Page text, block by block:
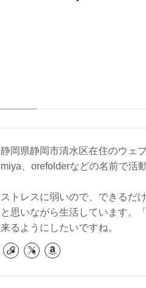
静岡県静岡市清水区在住のウェ
miya、orefolderなどの名前で活
ストレスに弱いので、できるだ
と思いながら生活しています。
来るようにしたいですね。